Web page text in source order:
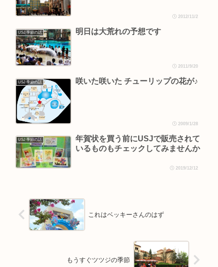
2012/11/2
USJ 季節の話 明日は大荒れの予想です
2011/9/20
USJ 季節の話 咲いた咲いた チューリップの花が♪
2009/1/28
USJ 季節の話
年賀状を買う前にUSJで販売されて
いるものもチェックしてみませんか
2019/12/12
これはベッキーさんのはず
もうすぐツツジの季節